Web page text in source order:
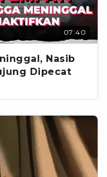
07:40
Nasib
Dipecat